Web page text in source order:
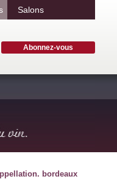
Salons
Abonnez-vous
bordeaux